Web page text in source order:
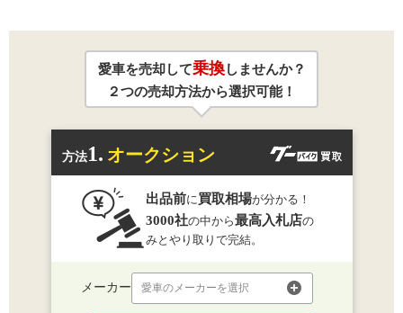
愛車を売却して乗換しませんか？
２つの売却方法から選択可能！
方法1. オークション
出品前に 買取相場が分かる！
3000社の中から最高入札店の
みとやり取りで完結。
メーカー 愛車のメーカーを選択